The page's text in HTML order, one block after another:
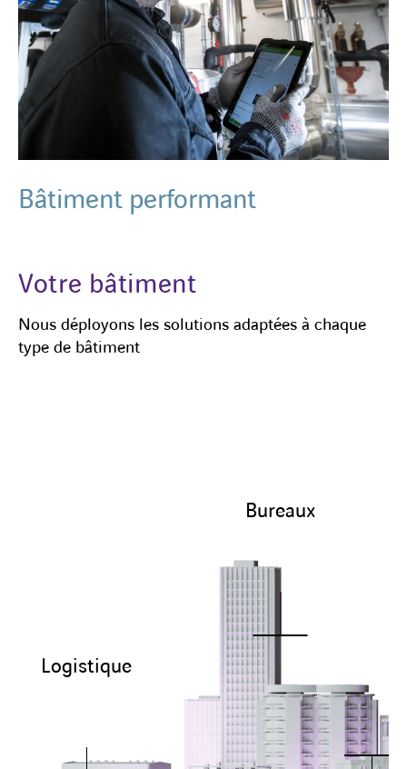
Bâtiment performant
Votre bâtiment
Nous déployons les solutions adaptées à chaque
type de bâtiment
Logistique
Bureaux